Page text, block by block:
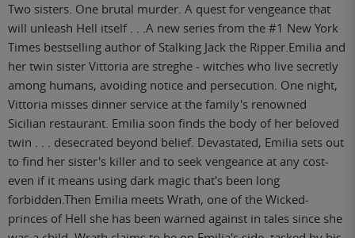
Two sisters. One brutal murder. A quest for vengeance that
will unleash Hell itself . . .A new series from the #1 New York
Times bestselling author of Stalking Jack the Ripper.Emilia and
her twin sister Vittoria are streghe - witches who live secretly
among humans, avoiding notice and persecution. One night,
Vittoria misses dinner service at the family's renowned
Sicilian restaurant. Emilia soon finds the body of her beloved
twin . . . desecrated beyond belief. Devastated, Emilia sets out
to find her sister's killer and to seek vengeance at any cost-
even if it means using dark magic that's been long
forbidden.Then Emilia meets Wrath, one of the Wicked-
princes of Hell she has been warned against in tales since she